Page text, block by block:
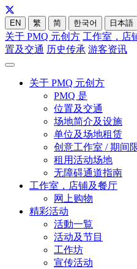
EN 繁 简 한국어 日本語
关于 PMQ 元创方 工作室，店
置及交通 历史传承 游客资讯
关于 PMQ 元创方
PMQ 是
位置及交通
场地简介及设施
单位及场地租赁
创意工作室 / 期间
租用活动场地
无障碍通道指南
工作室，店铺及餐厅
网上购物
精彩活动
活動一覧
活动及节目
工作坊
宣传活动